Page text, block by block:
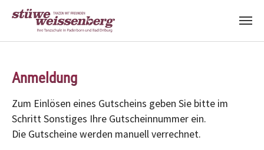
Anmeldung
Zum Einlösen eines Gutscheins geben Sie bitte im
Schritt Sonstiges Ihre Gutscheinnummer ein.
Die Gutscheine werden manuell verrechnet.